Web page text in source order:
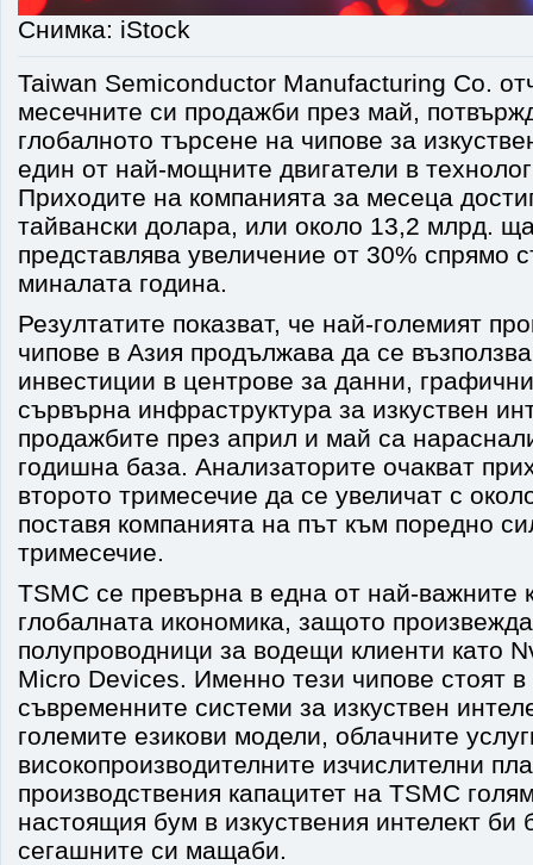
Снимка: iStock
Taiwan Semiconductor Manufacturing Co.
месечните си продажби през май,
глобалното търсене на чипове за
един от най-мощните двигатели в
Приходите на компанията за месеца
тайвански долара, или около 13,2 млрд.
представлява увеличение от 30% спрямо
миналата година.
Резултатите показват, че най-големият
чипове в Азия продължава да се
инвестиции в центрове за данни,
сървърна инфраструктура за изкуствен
продажбите през април и май са
годишна база. Анализаторите очакват
второто тримесечие да се увеличат с
поставя компанията на път към поредно
тримесечие.
TSMC се превърна в една от най-важните
глобалната икономика, защото
полупроводници за водещи клиенти като
Micro Devices. Именно тези чипове стоят в
съвременните системи за изкуствен
големите езикови модели, облачните
високопроизводителните изчислителни
производствения капацитет на TSMC
настоящия бум в изкуствения интелект
сегашните си мащаби.